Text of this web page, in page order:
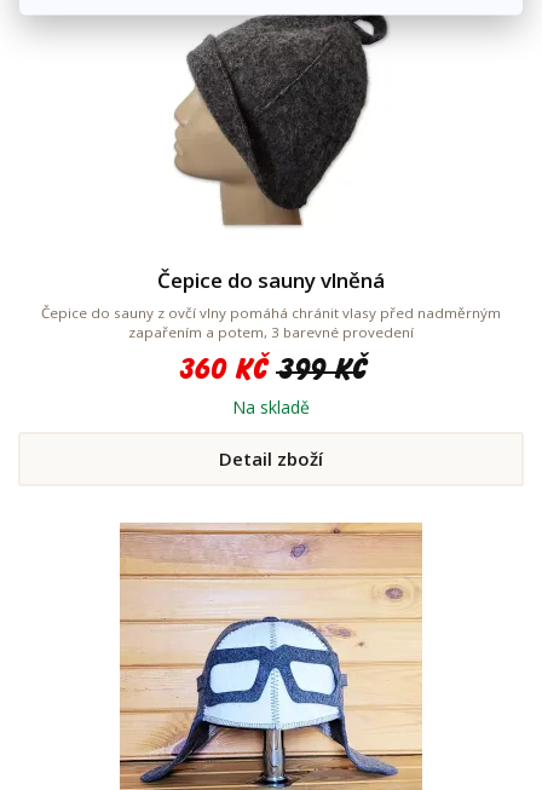
Čepice do sauny vlněná
Čepice do sauny z ovčí vlny pomáhá chránit vlasy před nadměrným
zapařením a potem, 3 barevné provedení
360 Kč 399 Kč
Na skladě
Detail zboží